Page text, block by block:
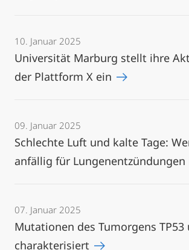
10. Januar 2025
Universität Marburg stellt ihre
der Plattform X ein
09. Januar 2025
Schlechte Luft und kalte Tage:
anfällig für Lungenentzündungen
07. Januar 2025
Mutationen des Tumorgens TP53
charakterisiert